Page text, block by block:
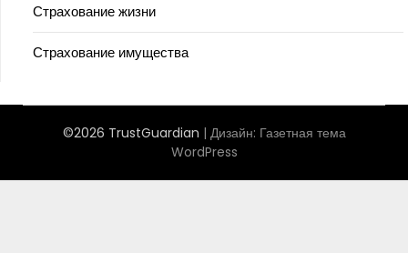
Страхование жизни
Страхование имущества
©2026 TrustGuardian | Дизайн: Газетная тема
WordPress